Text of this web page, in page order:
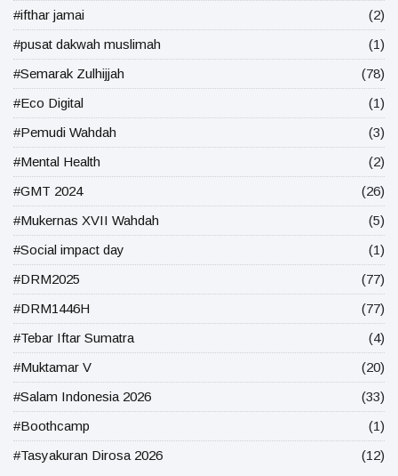
#ifthar jamai
(2)
#pusat dakwah muslimah
(1)
#Semarak Zulhijjah
(78)
#Eco Digital
(1)
#Pemudi Wahdah
(3)
#Mental Health
(2)
#GMT 2024
(26)
#Mukernas XVII Wahdah
(5)
#Social impact day
(1)
#DRM2025
(77)
#DRM1446H
(77)
#Tebar Iftar Sumatra
(4)
#Muktamar V
(20)
#Salam Indonesia 2026
(33)
#Boothcamp
(1)
#Tasyakuran Dirosa 2026
(12)